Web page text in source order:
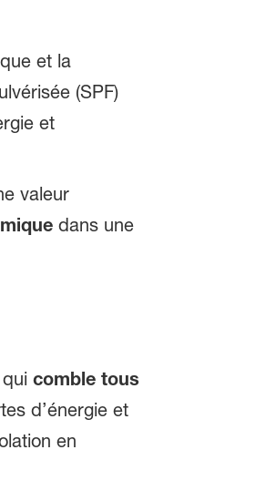
et la
(SPF)
et
valeur
dans une
comble tous
d’énergie et
en